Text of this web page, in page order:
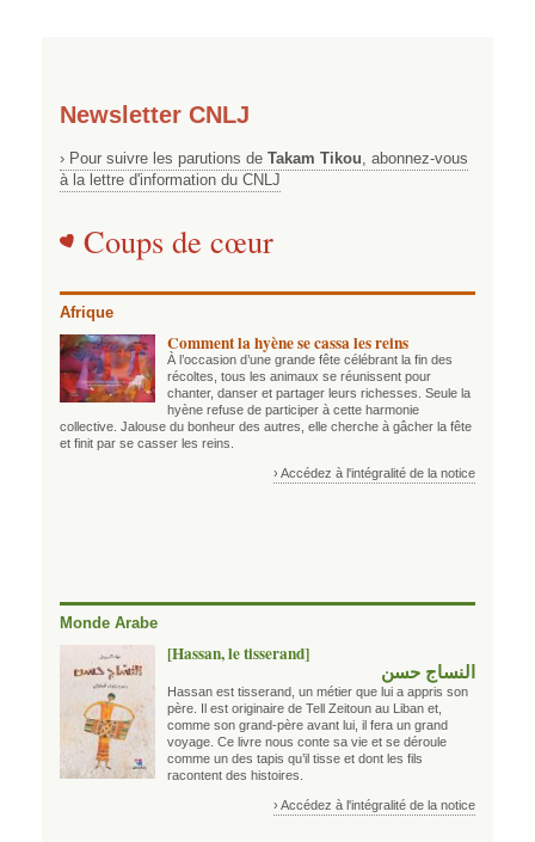
Newsletter CNLJ
› Pour suivre les parutions de Takam Tikou, abonnez-vous
à la lettre d'information du CNLJ
Coups de cœur
Afrique
Comment la hyène se cassa les reins
À l’occasion d’une grande fête célébrant la fin des
récoltes, tous les animaux se réunissent pour
chanter, danser et partager leurs richesses. Seule la
hyène refuse de participer à cette harmonie
collective. Jalouse du bonheur des autres, elle cherche à gâcher la fête
et finit par se casser les reins.
› Accédez à l'intégralité de la notice
Monde Arabe
[Hassan, le tisserand]
النساج حسن
Hassan est tisserand, un métier que lui a appris son
père. Il est originaire de Tell Zeitoun au Liban et,
comme son grand-père avant lui, il fera un grand
voyage. Ce livre nous conte sa vie et se déroule
comme un des tapis qu’il tisse et dont les fils
racontent des histoires.
› Accédez à l'intégralité de la notice